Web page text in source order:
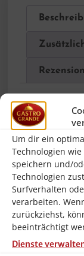
Um dir ein
Technologien
speichern und/
Technologien
Surfverhalten
verarbeiten.
zurückziehst,
beeinträchtigt
Dienste
Die Firma
Jahr 1876
von